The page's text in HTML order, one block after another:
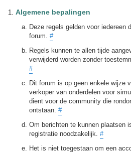
Algemene bepalingen
Deze regels gelden voor iedereen
forum. #
Regels kunnen te allen tijde
verwijderd worden zonder
#
Dit forum is op geen enkele wijze
verkoper van onderdelen voor
dient voor de community die
ontstaan. #
Om berichten te kunnen plaatsen
registratie noodzakelijk. #
Het is niet toegestaan om een